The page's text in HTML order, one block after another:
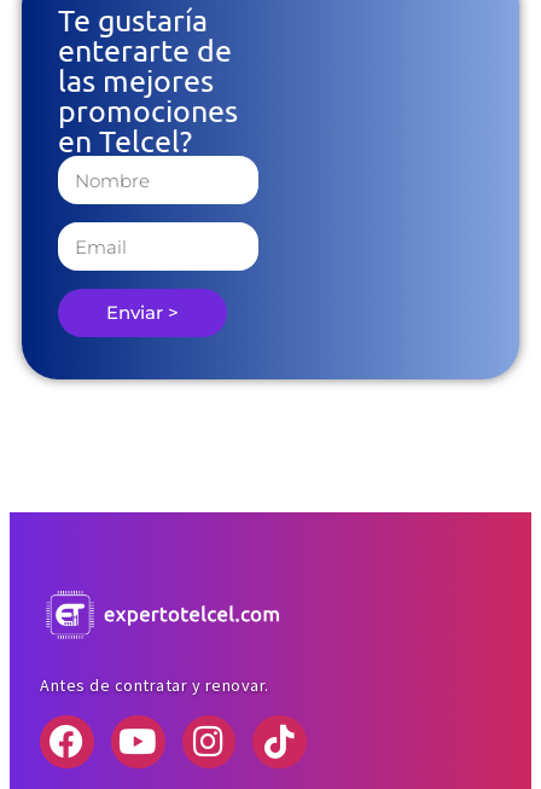
Te gustaría
enterarte de
las mejores
promociones
en Telcel?
Enviar >
Antes de contratar y renovar.